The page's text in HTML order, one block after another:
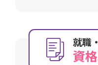
就職
資